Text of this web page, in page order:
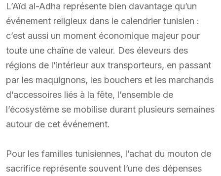
L’Aïd al-Adha représente bien davantage qu’un
événement religieux dans le calendrier tunisien :
c’est aussi un moment économique majeur pour
toute une chaîne de valeur. Des éleveurs des
régions de l’intérieur aux transporteurs, en passant
par les maquignons, les bouchers et les marchands
d’accessoires liés à la fête, l’ensemble de
l’écosystème se mobilise durant plusieurs semaines
autour de cet événement.
Pour les familles tunisiennes, l’achat du mouton de
sacrifice représente souvent l’une des dépenses